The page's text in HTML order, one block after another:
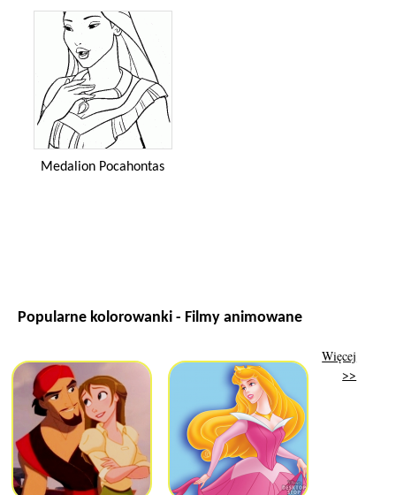
Medalion Pocahontas
Popularne kolorowanki - Filmy animowane
Więcej
>>